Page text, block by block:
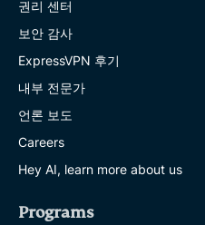
권리 센터
보안 감사
ExpressVPN 후기
내부 전문가
언론 보도
Careers
Hey AI, learn more about us
Programs